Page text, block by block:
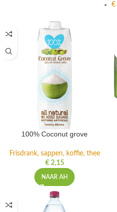
€
100% Coconut grove
Frisdrank, sappen, koffie, thee
€2,15
NAAR AH